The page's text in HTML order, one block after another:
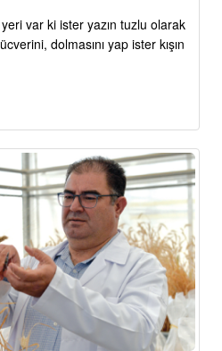
var ki ister yazın tuzlu olarak
dolmasını yap ister kışın